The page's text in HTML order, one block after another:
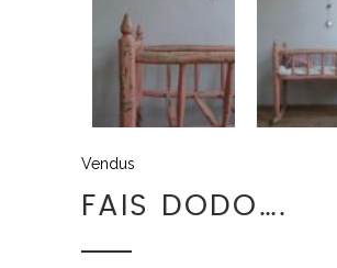
Vendus
FAIS DODO….